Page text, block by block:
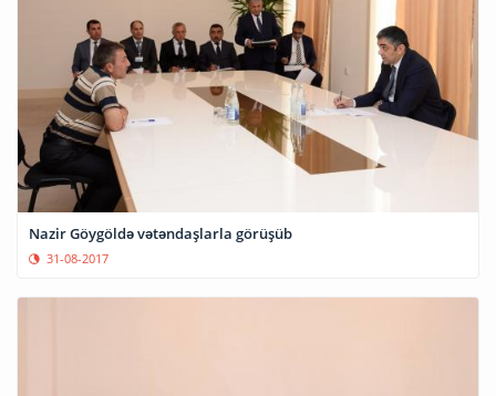
Nazir Göygöldə vətəndaşlarla görüşüb
31-08-2017